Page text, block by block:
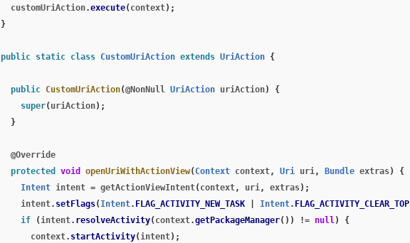
customUriAction.execute( context);
}
public static class CustomUriAction extends UriAction {
public CustomUriAction(@NonNull UriAction uriAction)
{
super( uriAction);
}
@Override
protected
void openUriWithActionView( Context context, Uri uri, Bundle extras)
{
Intent intent = getActionViewIntent( context, uri, extras);
intent. setFlags( Intent. FLAG_ACTIVITY_NEW_TASK Intent. FLAG_ACTIVITY_CLEAR_TOP
if
(intent. resolveActivity( context.getPackageManager()) != null)
{
context. startActivity(intent);